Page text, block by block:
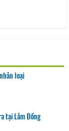
loại
tại Lâm Đồng